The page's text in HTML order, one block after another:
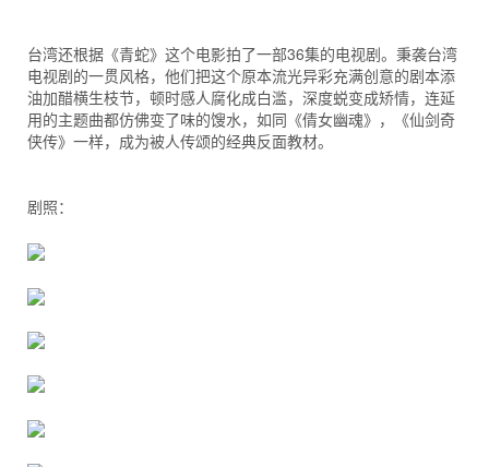
台湾还根据《青蛇》这个电影拍了一部36集的电视剧。秉袭台湾
电视剧的一贯风格，他们把这个原本流光异彩充满创意的剧本添
油加醋横生枝节，顿时感人腐化成白滥，深度蜕变成矫情，连延
用的主题曲都仿佛变了味的馊水，如同《倩女幽魂》，《仙剑奇
侠传》一样，成为被人传颂的经典反面教材。
剧照：